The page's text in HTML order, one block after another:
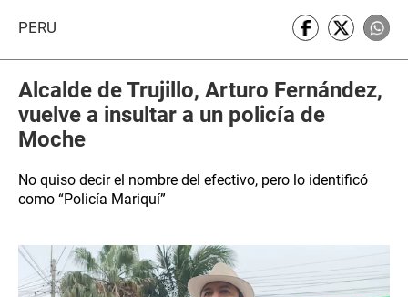
PERÚ
Alcalde de Trujillo, Arturo Fernández,
vuelve a insultar a un policía de
Moche
No quiso decir el nombre del efectivo, pero lo identificó
como “Policía Mariquí”